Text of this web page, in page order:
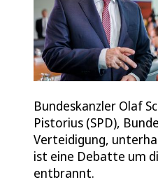
Bundeskanzler Olaf
Pistorius (SPD),
Verteidigung,
ist eine Debatte um
entbrannt.